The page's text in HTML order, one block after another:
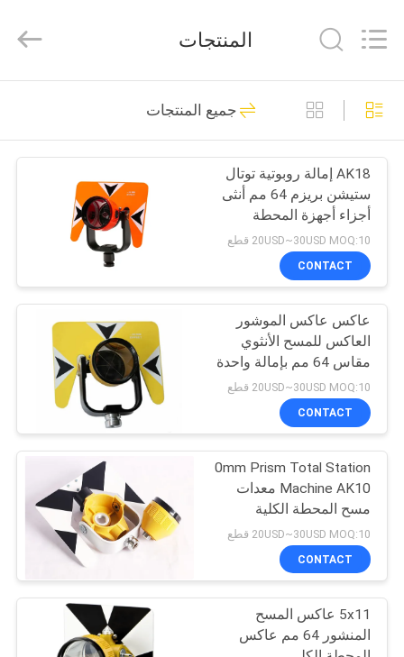
منزل،
بيت
منتجات
معلومات
جولة
المعمل
مراقبة
الجودة
اتصل
اطلب
Instrument
Co.,Ltd.
Reserved.
مسح المنشور العاكس
23
منشور المسح الصغير
33
منشور 360 درجة
13
المنتجات
جميع المنتجات
AK18 إمالة روبوتية توتال
ستيشن بريزم 64 مم أنثى
أجزاء أجهزة المحطة
الإجمالية
20USD~30USD MOQ:10 قطع
CONTACT
عاكس عاكس الموشور
العاكس للمسح الأنثوي
مقاس 64 مم بإمالة واحدة
20USD~30USD MOQ:10 قطع
CONTACT
0mm Prism Total Station
Machine AK10 معدات
مسح المحطة الكلية
20USD~30USD MOQ:10 قطع
CONTACT
5x11 عاكس المسح
المنشور 64 مم عاكس